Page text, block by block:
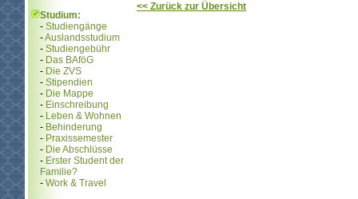
Studium:
- Studiengänge
-Auslandsstudium
- Studiengebühr
- Das BAföG
- Die ZVS
- Stipendien
- Die Mappe
- Einschreibung
- Leben & Wohnen
- Behinderung
- Praxissemester
- Die Abschlüsse
- Erster Student der
Familie?
- Work & Travel
<< Zurück zur Übersicht